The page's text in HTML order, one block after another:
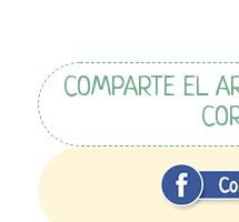
COMPARTE EL